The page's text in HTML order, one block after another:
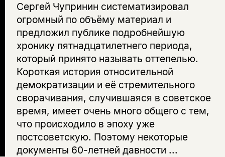
Сергей Чупринин систематизировал
огромный по объёму материал и
предложил публике подробнейшую
хронику пятнадцатилетнего периода,
который принято называть оттепелью.
Короткая история относительной
демократизации и её стремительного
сворачивания, случившаяся в советское
время, имеет очень много общего с тем,
что происходило в эпоху уже
постсоветскую. Поэтому некоторые
документы 60-летней давности ...